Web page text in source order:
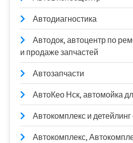
Автодиагностика
Автодок, автоцентр по
и продаже запчастей
Автозапчасти
АвтоКео Нск, автомойка
Автокомплекс и
Автокомплекс,